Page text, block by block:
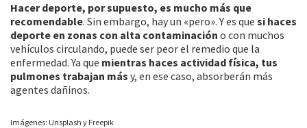
Hacer deporte, por supuesto, es mucho más que
recomendable. Sin embargo, hay un «pero». Y es que si haces
deporte en zonas con alta contaminación o con muchos
vehículos circulando, puede ser peor el remedio que la
enfermedad. Ya que mientras haces actividad física, tus
pulmones trabajan más y, en ese caso, absorberán más
agentes dañinos.
Imágenes: Unsplash y Freepik